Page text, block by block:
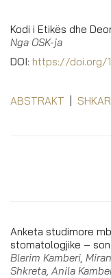
Kodi i Etikës dhe
Nga OSK-ja
DOI: https://doi.org/
ABSTRAKT
Anketa studimore
stomatologjike –
Blerim Kamberi,
Shkreta, Anila